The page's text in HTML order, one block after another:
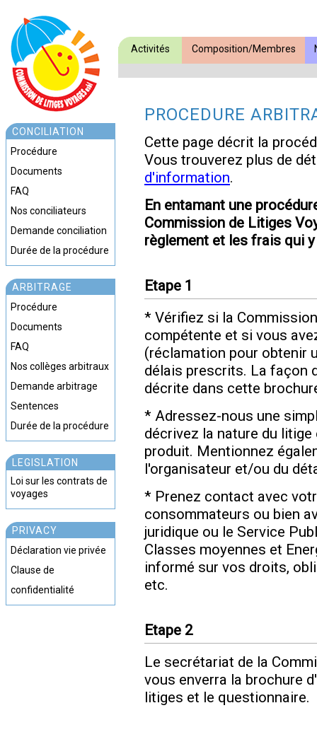
CONCILIATION
Procédure
Documents
FAQ
Nos conciliateurs
Demande conciliation
Durée de la procédure
ARBITRAGE
Procédure
Documents
FAQ
Nos collèges arbitraux
Demande arbitrage
Sentences
Durée de la procédure
LEGISLATION
Loi sur les contrats de
voyages
PRIVACY
Déclaration vie privée
Clause de
confidentialité
Activités Composition/Membres
PROCEDURE
Cette page décrit la
Vous trouverez plus de
d'information.
En entamant une
Commission de Litiges
règlement et les frais qui
Etape 1
* Vérifiez si la
compétente et si vous
(réclamation pour obtenir
délais prescrits. La façon
décrite dans cette
* Adressez-nous une
décrivez la nature du
produit. Mentionnez
l'organisateur et/ou du
* Prenez contact avec
consommateurs ou bien
juridique ou le Service
Classes moyennes et
informé sur vos droits,
etc.
Etape 2
Le secrétariat de la
vous enverra la brochure
litiges et le questionnaire.